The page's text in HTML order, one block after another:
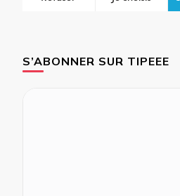
S’ABONNER SUR TIPEEE